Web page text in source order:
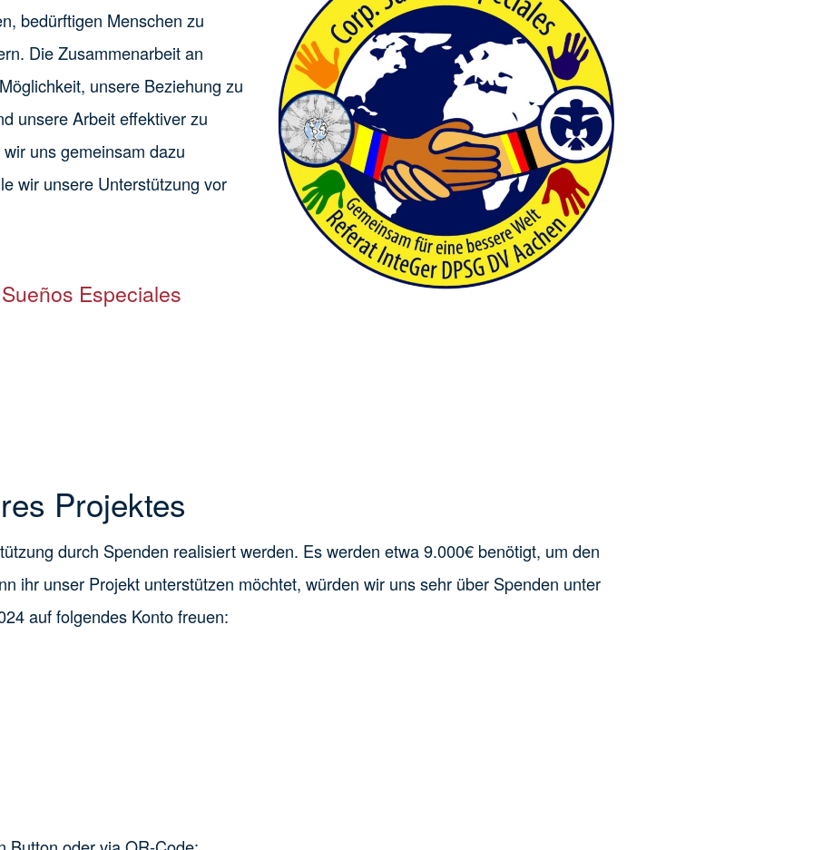
bedürftigen Menschen zu
Die Zusammenarbeit an
unsere Beziehung zu
unsere Arbeit effektiver zu
uns gemeinsam dazu
wir unsere Unterstützung vor
Especiales
Projektes
durch Spenden realisiert werden. Es werden etwa 9.000€ benötigt, um den
ihr unser Projekt unterstützen möchtet, würden wir uns sehr über Spenden unter
auf folgendes Konto freuen: